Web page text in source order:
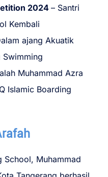
2024 – Santri
Kembali
ajang Akuatik
Swimming
Muhammad Azra
Islamic Boarding
School, Muhammad